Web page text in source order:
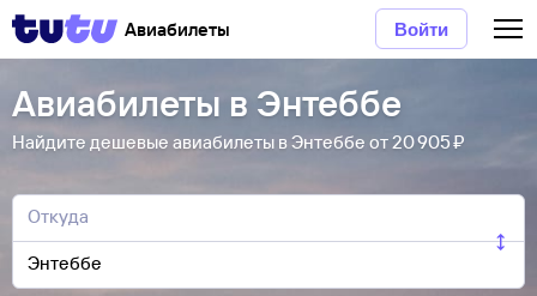
Авиабилеты Войти
Авиабилеты в Энтеббе
Найдите дешевые авиабилеты в Энтеббе от 20 ⁠905 ⁠₽